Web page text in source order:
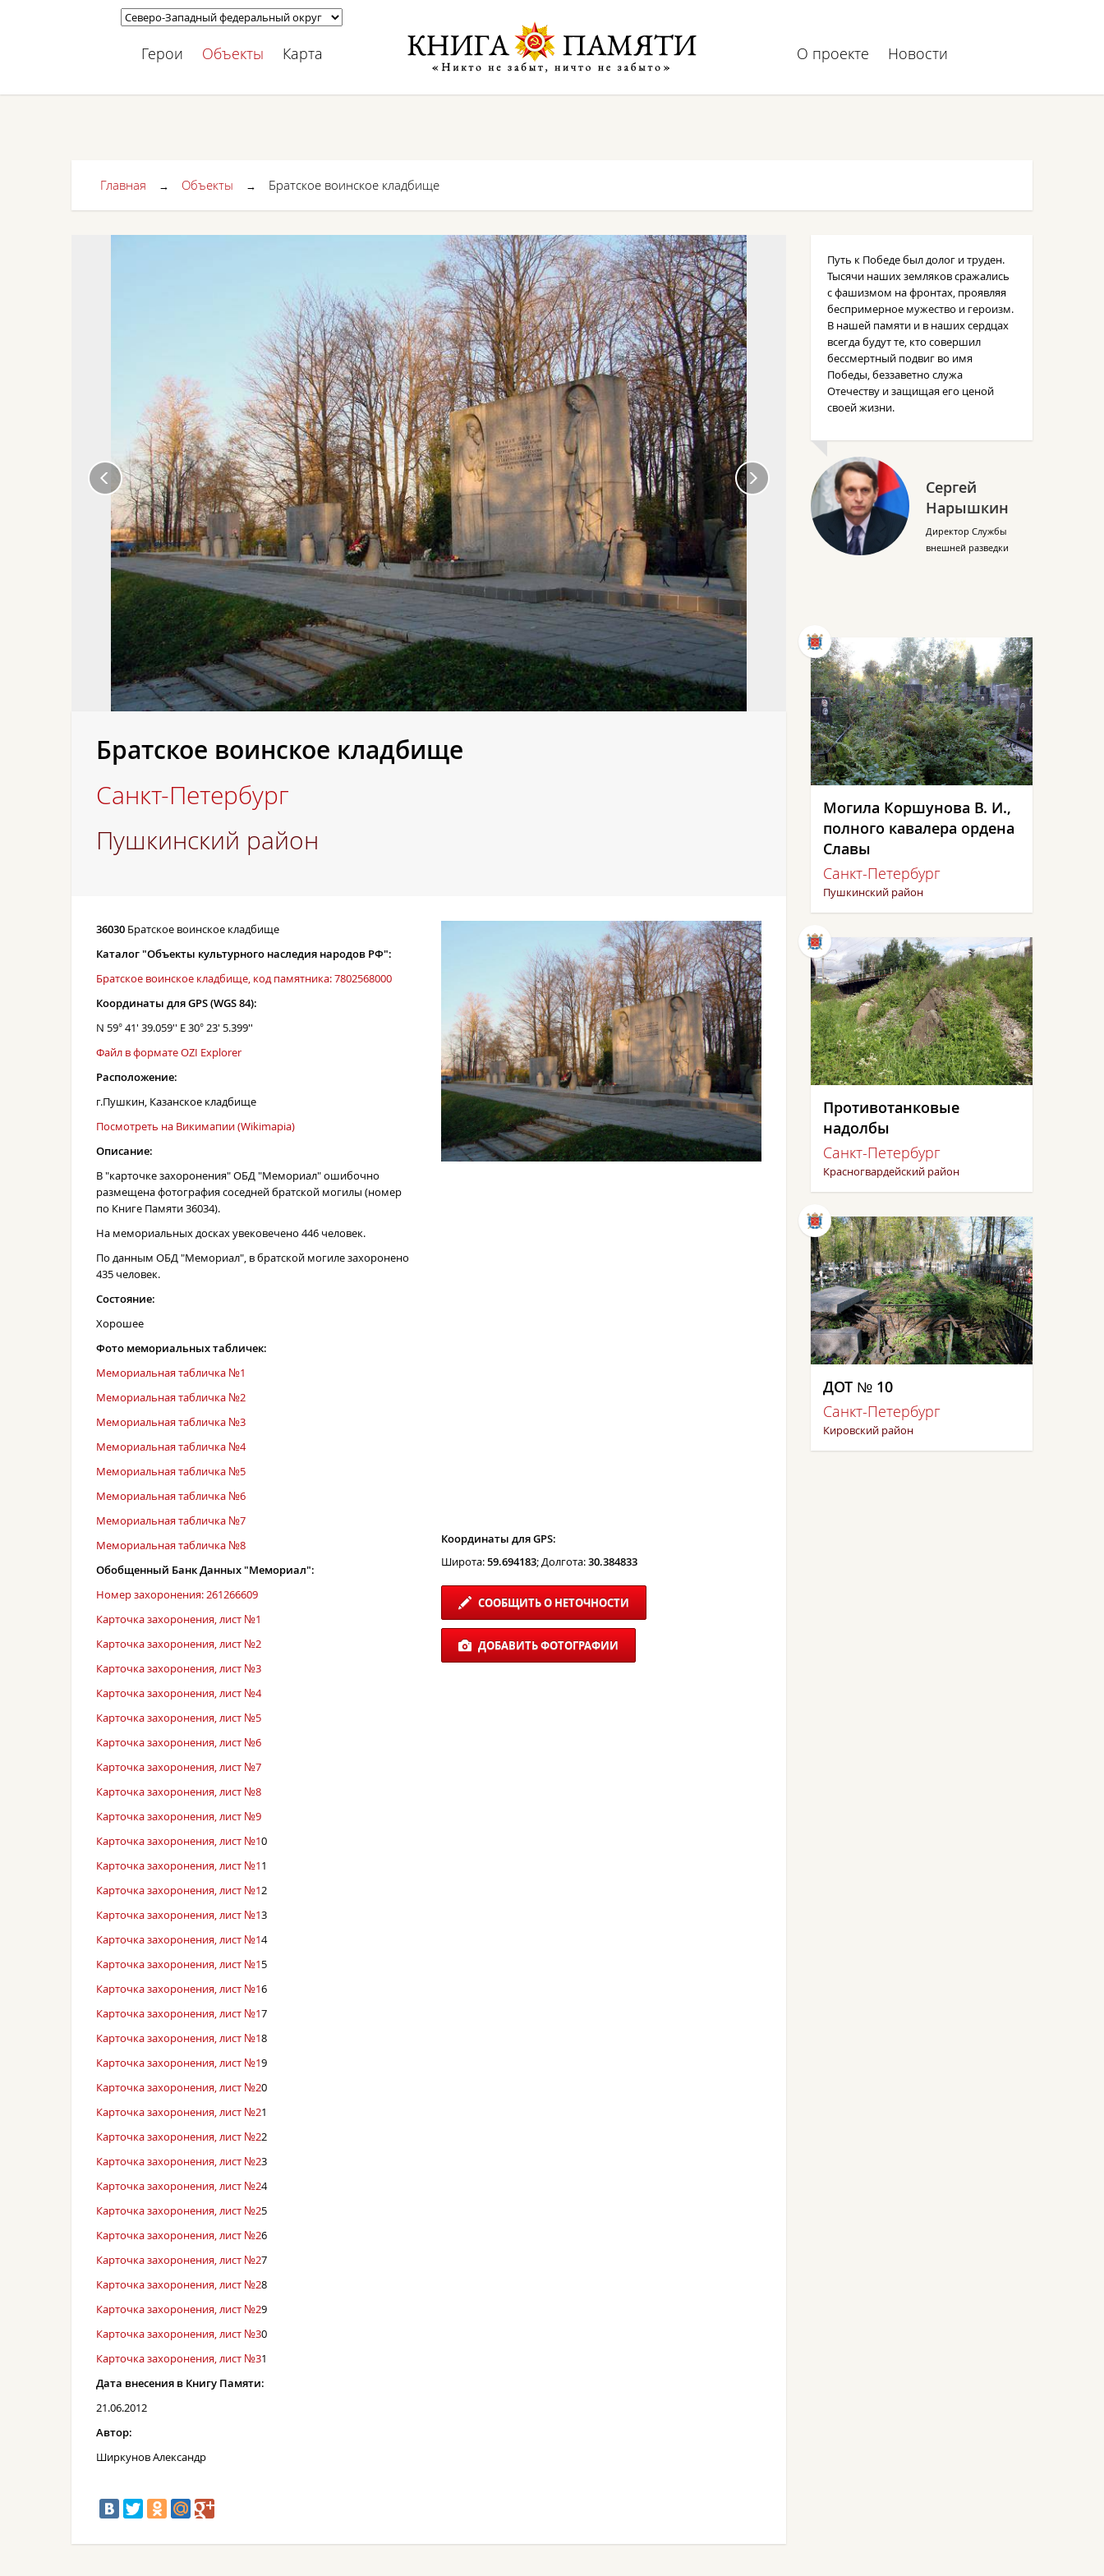
Герои Объекты Карта О проекте Новости
Главная → Объекты → Братское воинское кладбище
Братское воинское кладбище
Санкт-Петербург
Пушкинский район
36030 Братское воинское кладбище
Каталог "Объекты культурного наследия народов РФ":
Братское воинское кладбище, код памятника: 7802568000
Координаты для GPS (WGS 84):
N 59° 41' 39.059'' E 30° 23' 5.399''
Файл в формате OZI Explorer
Расположение:
г.Пушкин, Казанское кладбище
Посмотреть на Викимапии (Wikimapia)
Описание:
В "карточке захоронения" ОБД "Мемориал" ошибочно
размещена фотография соседней братской могилы (номер
по Книге Памяти 36034).
На мемориальных досках увековечено 446 человек.
По данным ОБД "Мемориал", в братской могиле захоронено
435 человек.
Состояние:
Хорошее
Фото мемориальных табличек:
Мемориальная табличка №1
Мемориальная табличка №2
Мемориальная табличка №3
Мемориальная табличка №4
Мемориальная табличка №5
Мемориальная табличка №6
Мемориальная табличка №7
Мемориальная табличка №8
Обобщенный Банк Данных "Мемориал":
Номер захоронения: 261266609
Карточка захоронения, лист №1
Карточка захоронения, лист №2
Карточка захоронения, лист №3
Карточка захоронения, лист №4
Карточка захоронения, лист №5
Карточка захоронения, лист №6
Карточка захоронения, лист №7
Карточка захоронения, лист №8
Карточка захоронения, лист №9
Карточка захоронения, лист №10
Карточка захоронения, лист №11
Карточка захоронения, лист №12
Карточка захоронения, лист №13
Карточка захоронения, лист №14
Карточка захоронения, лист №15
Карточка захоронения, лист №16
Карточка захоронения, лист №17
Карточка захоронения, лист №18
Карточка захоронения, лист №19
Карточка захоронения, лист №20
Карточка захоронения, лист №21
Карточка захоронения, лист №22
Карточка захоронения, лист №23
Карточка захоронения, лист №24
Карточка захоронения, лист №25
Карточка захоронения, лист №26
Карточка захоронения, лист №27
Карточка захоронения, лист №28
Карточка захоронения, лист №29
Карточка захоронения, лист №30
Карточка захоронения, лист №31
Дата внесения в Книгу Памяти:
21.06.2012
Автор:
Ширкунов Александр
Координаты для GPS:
Широта:59.694183; Долгота:30.384833
СООБЩИТЬ О НЕТОЧНОСТИ
ДОБАВИТЬ ФОТОГРАФИИ
Путь к Победе был долог и труден.
Тысячи наших земляков сражались
с фашизмом на фронтах, проявляя
беспримерное мужество и героизм.
В нашей памяти и в наших сердцах
всегда будут те, кто совершил
бессмертный подвиг во имя
Победы, беззаветно служа
Отечеству и защищая его ценой
своей жизни.
Сергей
Нарышкин
Директор Службы
внешней разведки
Могила Коршунова В. И.,
полного кавалера ордена
Славы
Санкт-Петербург
Пушкинский район
Противотанковые
надолбы
Санкт-Петербург
Красногвардейский район
ДОТ № 10
Санкт-Петербург
Кировский район